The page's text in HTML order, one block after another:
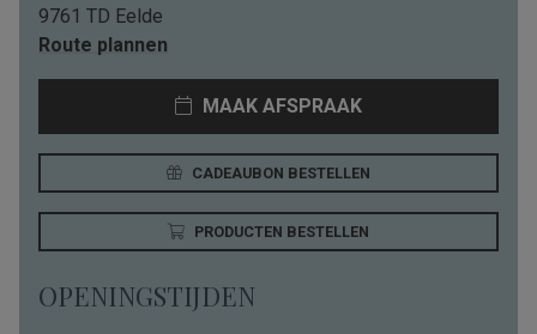
9761 TD Eelde
Route plannen
MAAK AFSPRAAK
CADEAUBON BESTELLEN
PRODUCTEN BESTELLEN
OPENINGSTIJDEN